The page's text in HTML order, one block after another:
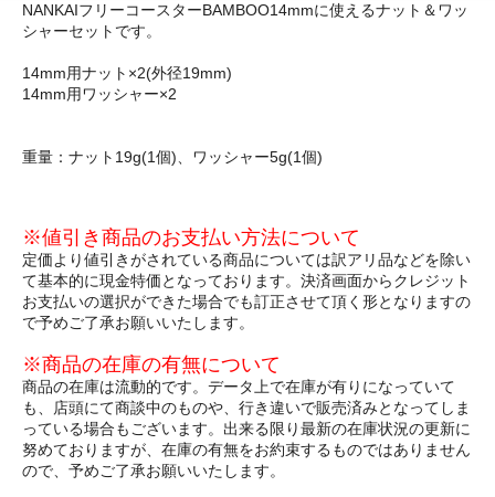
NANKAIフリーコースターBAMBOO14mmに使えるナット＆ワッ
シャーセットです。
14mm用ナット×2(外径19mm)
14mm用ワッシャー×2
重量：ナット19g(1個)、ワッシャー5g(1個)
※値引き商品のお支払い方法について
定価より値引きがされている商品については訳アリ品などを除い
て基本的に現金特価となっております。決済画面からクレジット
お支払いの選択ができた場合でも訂正させて頂く形となりますの
で予めご了承お願いいたします。
※商品の在庫の有無について
商品の在庫は流動的です。データ上で在庫が有りになっていて
も、店頭にて商談中のものや、行き違いで販売済みとなってしま
っている場合もございます。出来る限り最新の在庫状況の更新に
努めておりますが、在庫の有無をお約束するものではありません
ので、予めご了承お願いいたします。